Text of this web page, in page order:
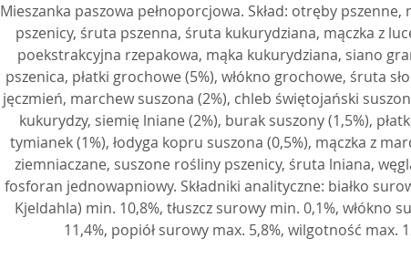
molibden, magnez, jod oraz potas. Dodatek siemienia
bogatego w nienasycone kwasy tłuszczowe wpływa
sierść, poprawiając ich ogólną kondycję. Szeroki skład
zapewnia smakowitość karmy oraz dostarcza
spektum składników pokarmowych w codziennej
królików.
Mieszanka paszowa pełnoporcjowa. Skład: otręby pszenne,
pszenicy, śruta pszenna, śruta kukurydziana, mączka z
poekstrakcyjna rzepakowa, mąka kukurydziana, siano
pszenica, płatki grochowe (5%), włókno grochowe, śruta
jęczmień, marchew suszona (2%), chleb świętojański
kukurydzy, siemię lniane (2%), burak suszony (1,5%),
tymianek (1%), łodyga kopru suszona (0,5%), mączka z
ziemniaczane, suszone rośliny pszenicy, śruta lniana,
fosforan jednowapniowy. Składniki analityczne: białko
Kjeldahla) min. 10,8%, tłuszcz surowy min. 0,1%, włókno
11,4%, popiół surowy max. 5,8%, wilgotność max.